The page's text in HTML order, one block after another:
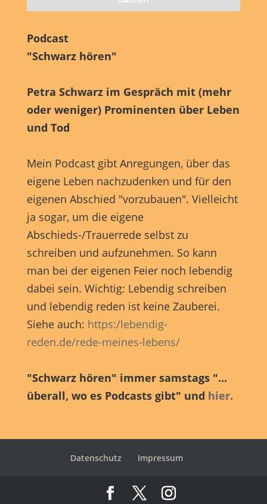
Podcast
"Schwarz hören"
Petra Schwarz im Gespräch mit (mehr
oder weniger) Prominenten über Leben
und Tod
Mein Podcast gibt Anregungen, über das
eigene Leben nachzudenken und für den
eigenen Abschied "vorzubauen". Vielleicht
ja sogar, um die eigene
Abschieds-/Trauerrede selbst zu
schreiben und aufzunehmen. So kann
man bei der eigenen Feier noch lebendig
dabei sein. Wichtig: Lebendig schreiben
und lebendig reden ist keine Zauberei.
Siehe auch: https:/lebendig-
reden.de/rede-meines-lebens/
"Schwarz hören" immer samstags "...
überall, wo es Podcasts gibt" und hier.
Datenschutz Impressum